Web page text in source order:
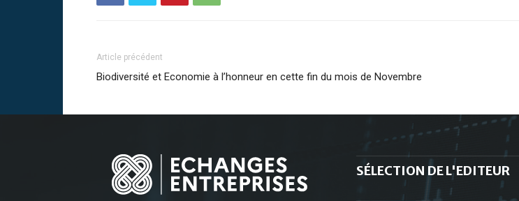
Article précédent
Biodiversité et Economie à l’honneur en cette fin du mois de Novembre
SÉLECTION DE L'EDITEUR